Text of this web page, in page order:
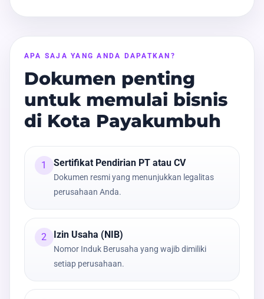
APA SAJA YANG ANDA DAPATKAN?
Dokumen penting
untuk memulai bisnis
di Kota Payakumbuh
1 Sertifikat Pendirian PT atau CV
Dokumen resmi yang menunjukkan legalitas
perusahaan Anda.
2 Izin Usaha (NIB)
Nomor Induk Berusaha yang wajib dimiliki
setiap perusahaan.